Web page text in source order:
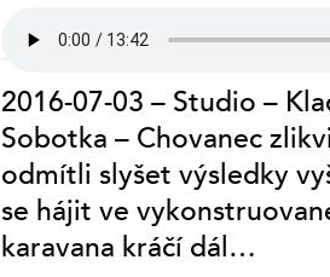
2016-07-03 – Studio –
Sobotka – Chovanec
odmítli slyšet výsledky
se hájit ve
karavana kráčí dál…